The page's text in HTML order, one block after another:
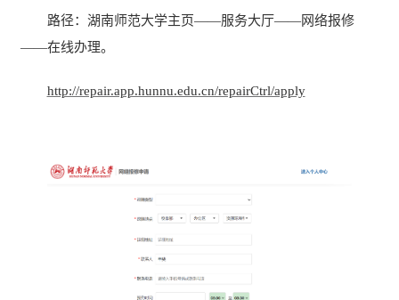
路径：湖南师范大学主页——服务大厅——网络报修
——在线办理。
http://repair.app.hunnu.edu.cn/repairCtrl/apply